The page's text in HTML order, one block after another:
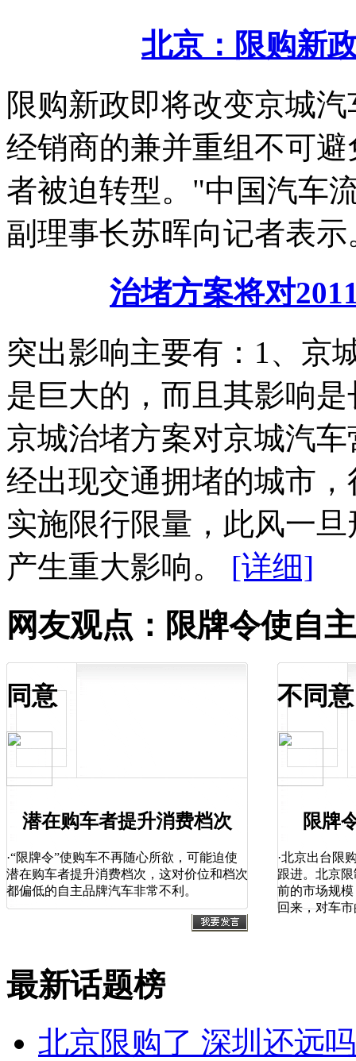
北京：限购新
限购新政即将改变京城
经销商的兼并重组不可
者被迫转型。"中国汽车
副理事长苏晖向记者表
治堵方案将对
突出影响主要有：1、京
是巨大的，而且其影响
京城治堵方案对京城汽
经出现交通拥堵的城市
实施限行限量，此风一
产生重大影响。 [详细]
网友观点：限牌令使自
同意
潜在购车者提升消费档次
·“限牌令”使购车不再随心所欲，可能迫使
潜在购车者提升消费档次，这对价位和档次
都偏低的自主品牌汽车非常不利。
不同意
限牌
·北京出台限
跟进。北京
前的市场规
回来，对车
最新话题榜
北京限购了 深圳还远